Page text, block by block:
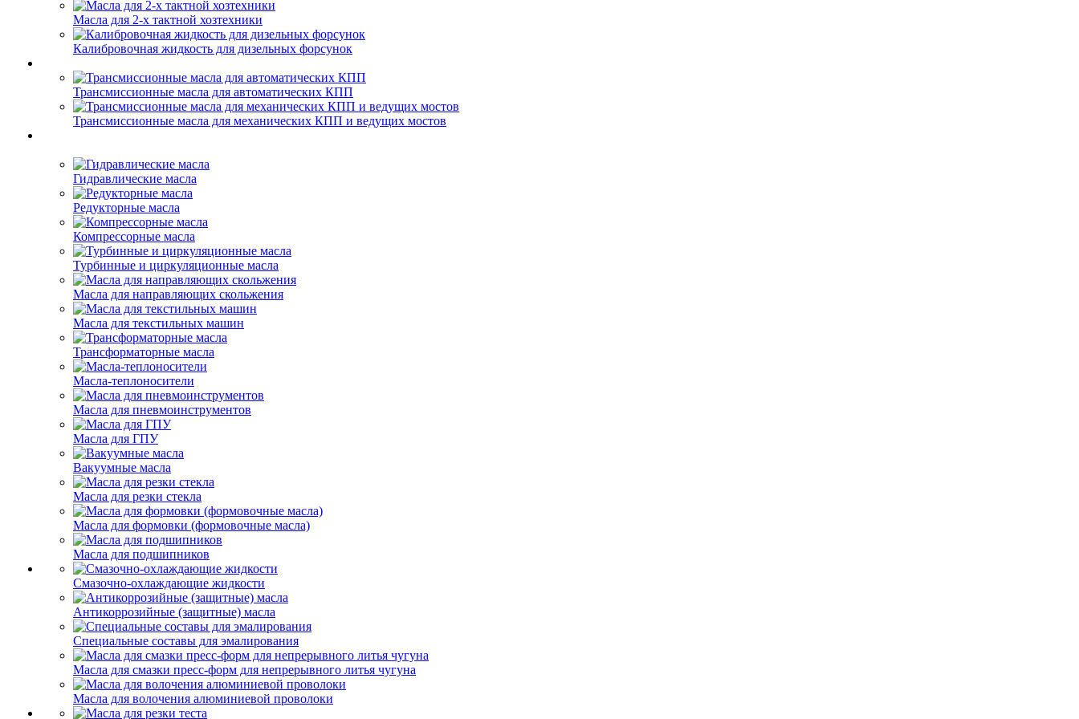
Масла для 2-х тактной хозтехники
Калибровочная жидкость для дизельных форсунок
Трансмиссионные масла для автоматических КПП
Трансмиссионные масла для механических КПП и ведущих мостов
Гидравлические масла
Редукторные масла
Компрессорные масла
Турбинные и циркуляционные масла
Масла для направляющих скольжения
Масла для текстильных машин
Трансформаторные масла
Масла-теплоносители
Масла для пневмоинструментов
Масла для ГПУ
Вакуумные масла
Масла для резки стекла
Масла для формовки (формовочные масла)
Масла для подшипников
Смазочно-охлаждающие жидкости
Антикоррозийные (защитные) масла
Специальные составы для эмалирования
Масла для смазки пресс-форм для непрерывного литья чугуна
Масла для волочения алюминиевой проволоки